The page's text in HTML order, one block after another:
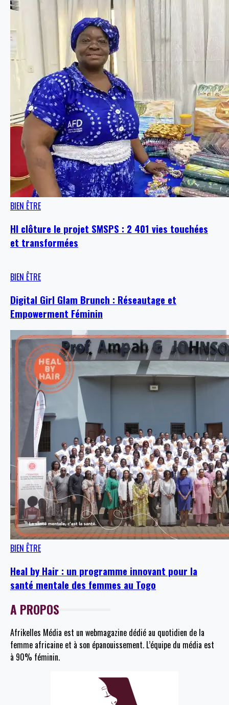
BIEN ÊTRE
HI clôture le projet SMSPS : 2 401 vies touchées
et transformées
BIEN ÊTRE
Digital Girl Glam Brunch : Réseautage et
Empowerment Féminin
BIEN ÊTRE
Heal by Hair : un programme innovant pour la
santé mentale des femmes au Togo
A PROPOS
Afrikelles Média est un webmagazine dédié au quotidien de la
femme africaine et à son épanouissement. L’équipe du média est
à 90% féminin.